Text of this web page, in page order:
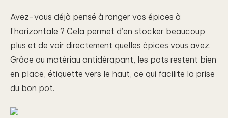
Avez-vous déjà pensé à ranger vos épices à
l’horizontale ? Cela permet d’en stocker beaucoup
plus et de voir directement quelles épices vous avez.
Grâce au matériau antidérapant, les pots restent bien
en place, étiquette vers le haut, ce qui facilite la prise
du bon pot.